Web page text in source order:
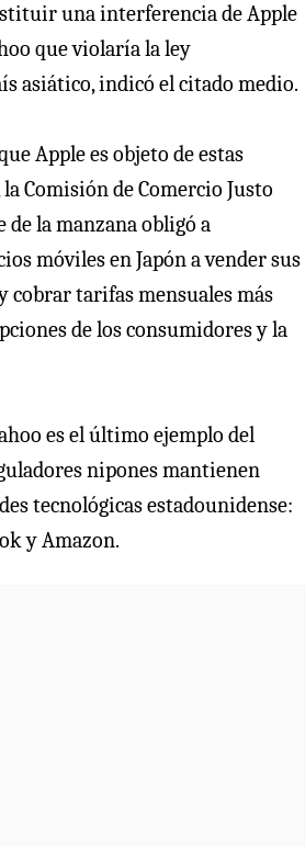
una interferencia de Apple
que violaría la ley
asiático, indicó el citado medio.
Apple es objeto de estas
Comisión de Comercio Justo
de la manzana obligó a
móviles en Japón a vender sus
cobrar tarifas mensuales más
de los consumidores y la
es el último ejemplo del
nipones mantienen
tecnológicas estadounidense:
y Amazon.